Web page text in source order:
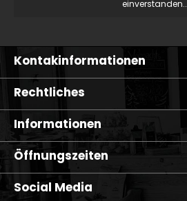
einverstanden..
Kontakinformationen
Rechtliches
Informationen
Öffnungszeiten
Social Media